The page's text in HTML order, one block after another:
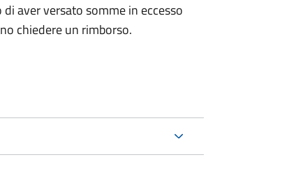
aver versato somme in eccesso
chiedere un rimborso.